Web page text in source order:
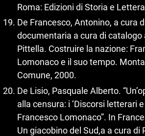
Roma: Edizioni di Storia e
De Francesco, Antonino, a cura
documentaria a cura di catalogo
Pittella. Costruire la nazione:
Lomonaco e il suo tempo.
Comune, 2000.
De Lisio, Pasquale Alberto.
alla censura: i ‘Discorsi letterari
Francesco Lomonaco”. In
Un giacobino del Sud,a a cura di